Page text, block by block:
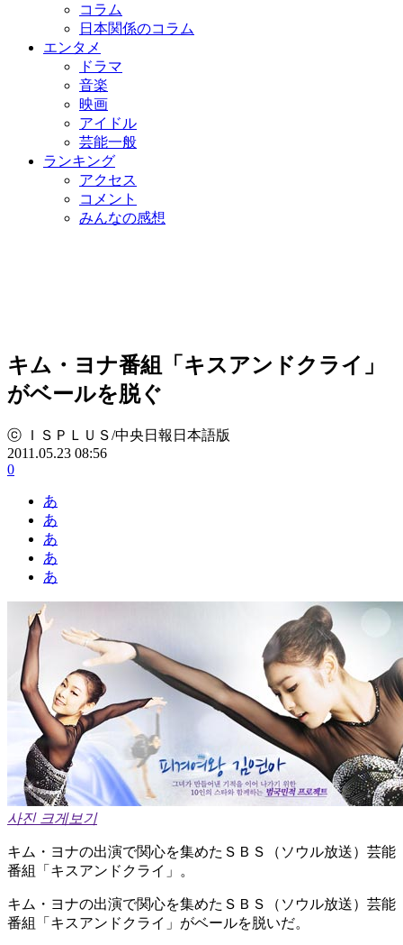
コラム
日本関係のコラム
エンタメ
ドラマ
音楽
映画
アイドル
芸能一般
ランキング
アクセス
コメント
みんなの感想
キム・ヨナ番組「キスアンドクライ」
がベールを脱ぐ
ⓒ ＩＳＰＬＵＳ/中央日報日本語版
2011.05.23 08:56
0
あ
あ
あ
あ
あ
사진 크게보기
キム・ヨナの出演で関心を集めたＳＢＳ（ソウル放送）芸能
番組「キスアンドクライ」。
キム・ヨナの出演で関心を集めたＳＢＳ（ソウル放送）芸能
番組「キスアンドクライ」がベールを脱いだ。